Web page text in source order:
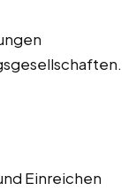
Einreichen